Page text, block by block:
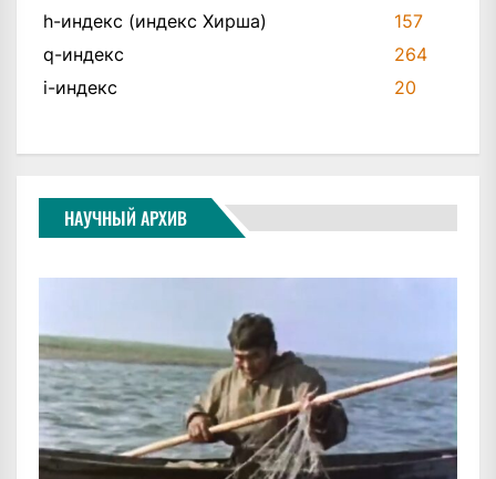
h-индекс (индекс Хирша)
157
q-индекс
264
i-индекс
20
НАУЧНЫЙ АРХИВ